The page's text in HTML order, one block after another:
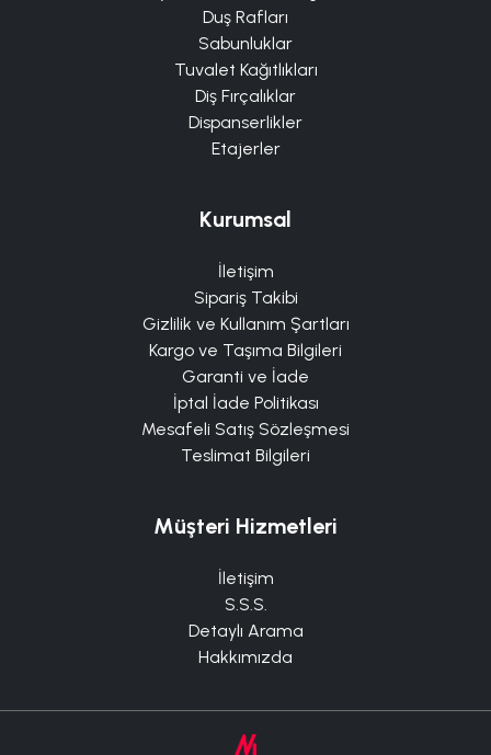
Duş Rafları
Sabunluklar
Tuvalet Kağıtlıkları
Diş Fırçalıklar
Dispanserlikler
Etajerler
Kurumsal
İletişim
Sipariş Takibi
Gizlilik ve Kullanım Şartları
Kargo ve Taşıma Bilgileri
Garanti ve İade
İptal İade Politikası
Mesafeli Satış Sözleşmesi
Teslimat Bilgileri
Müşteri Hizmetleri
İletişim
S.S.S.
Detaylı Arama
Hakkımızda